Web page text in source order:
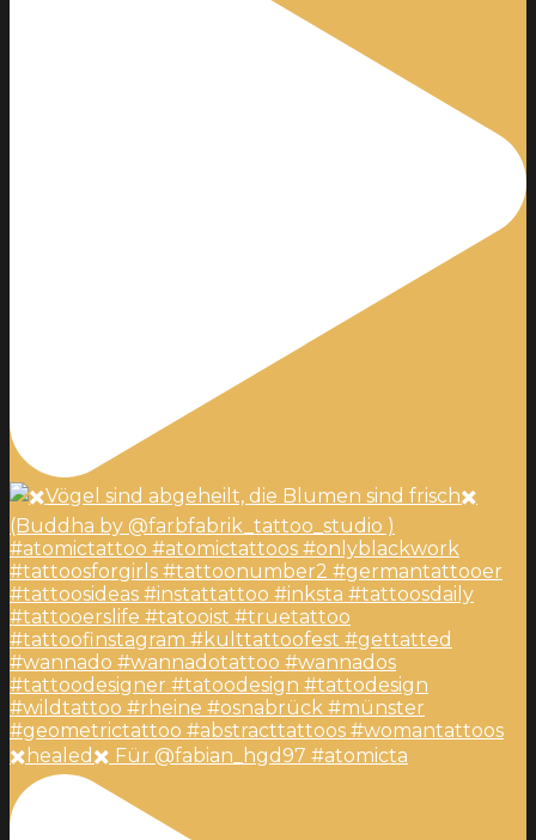
✖️healed✖️ Für @fabian_hgd97 #atomicta